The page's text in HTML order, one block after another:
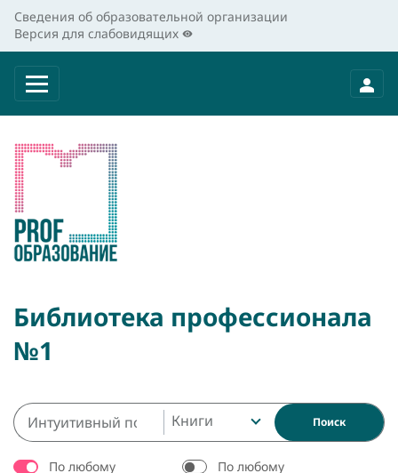
Сведения об образовательной организации
Версия для слабовидящих
Библиотека профессионала
№1
Книги Поиск
По любому
По любому